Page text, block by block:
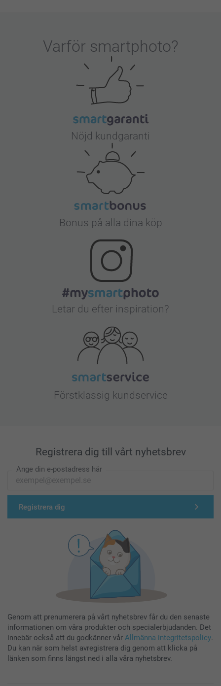
Varför smartphoto?
Nöjd kundgaranti
Bonus på alla dina köp
Letar du efter inspiration?
Förstklassig kundservice
Registrera dig till vårt nyhetsbrev
Ange din e-postadress här
Registrera dig
Genom att prenumerera på vårt nyhetsbrev får du den senaste
informationen om våra produkter och specialerbjudanden. Det
innebär också att du godkänner vår Allmänna integritetspolicy.
Du kan när som helst avregistrera dig genom att klicka på
länken som finns längst ned i alla våra nyhetsbrev.